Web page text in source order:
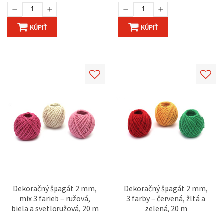
KÚPIŤ KÚPIŤ
Dekoračný špagát 2 mm,
mix 3 farieb – ružová,
biela a svetloružová, 20 m
Dekoračný špagát 2 mm,
3 farby – červená, žltá a
zelená, 20 m